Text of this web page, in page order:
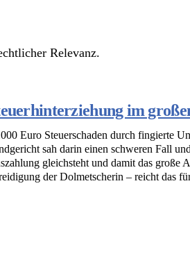
Relevanz.
im
Euro Steuerschaden durch fingierte
sah darin einen schweren Fall
gleichsteht und damit das große
der Dolmetscherin – reicht das